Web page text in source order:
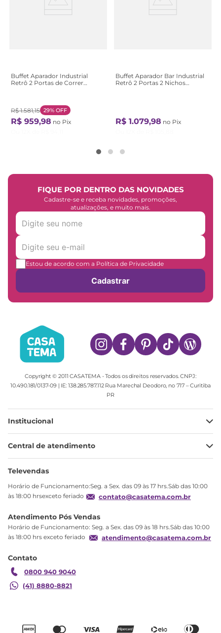
Buffet Aparador Industrial
Retrô 2 Portas de Correr
Hanover/Preto
R$ 1.581,15 29% OFF
R$ 959,98 no Pix
Buffet Aparador Bar Industrial
Retrô 2 Portas 2 Nichos
R$ 1.079,98 no Pix
FIQUE POR DENTRO DAS NOVIDADES
Cadastre-se e receba novidades, promoções,
atualizações, e muito mais.
Estou de acordo com a Política de Privacidade
Cadastrar
Copyright © 2011 CASATEMA - Todos os direitos reservados. CNPJ:
10.490.181/0137-09 | IE: 138.285.787.112 Rua Marechal Deodoro, no 717 – Curitiba
PR
Institucional
Minha Conta
Meus pedidos
Troca
Formas de Pagamento
Garantia
Central de atendimento
Ajuda
Televendas
Horário de Funcionamento:Seg. a Sex. das 09 às 17 hrs.Sáb das 10:00
às 18:00 hrsexceto feriado
contato@casatema.com.br
Atendimento Pós Vendas
Horário de Funcionamento: Seg. a Sex. das 09 às 18 hrs.Sáb das 10:00
às 18:00 hrs exceto feriado
atendimento@casatema.com.br
Contato
0800 940 9040
(41) 8880-8821